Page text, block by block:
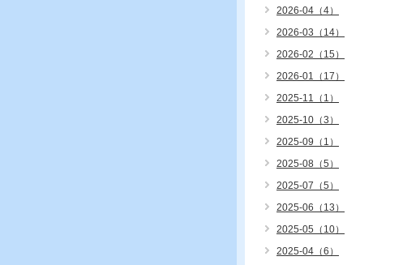
2026-04（4）
2026-03（14）
2026-02（15）
2026-01（17）
2025-11（1）
2025-10（3）
2025-09（1）
2025-08（5）
2025-07（5）
2025-06（13）
2025-05（10）
2025-04（6）